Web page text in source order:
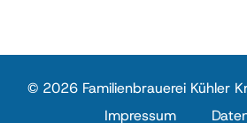
© 2026 Familienbrauerei Kühler
Impressum